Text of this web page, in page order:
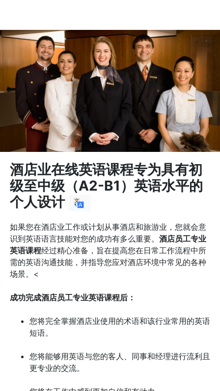
酒店业在线英语课程专为具有初
级至中级（A2-B1）英语水平的
个人设计
如果您在酒店业工作或计划从事酒店和旅游业，您就会意
识到英语语言技能对您的成功有多么重要。 酒店员工专业
英语课程经过精心准备，旨在提高您在日常工作流程中所
需的英语沟通技能，并指导您应对酒店环境中常见的各种
场景。<
成功完成酒店员工专业英语课程后：
您将完全掌握酒店业使用的术语和该行业常用的英语
短语。
您将能够用英语与您的客人、同事和经理进行流利且
更专业的交流。